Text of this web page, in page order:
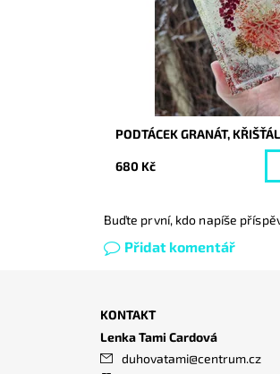
PODTÁCEK GRANÁT,
680 Kč
Buďte první, kdo napíše
Přidat komentář
KONTAKT
Lenka Tami Cardová
duhovatami@centrum.cz